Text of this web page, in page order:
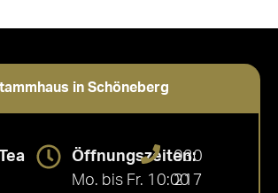
in Schöneberg
Öffnungszeiten:
Mo. bis Fr. 10:00
030
217